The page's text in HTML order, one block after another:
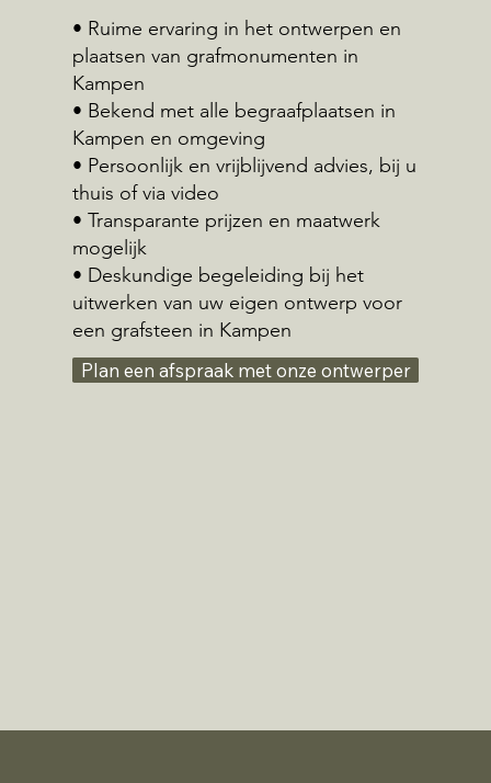
• Ruime ervaring in het ontwerpen en
plaatsen van grafmonumenten in
Kampen
• Bekend met alle begraafplaatsen in
Kampen en omgeving
• Persoonlijk en vrijblijvend advies, bij u
thuis of via video
• Transparante prijzen en maatwerk
mogelijk
• Deskundige begeleiding bij het
uitwerken van uw eigen ontwerp voor
een grafsteen in Kampen
Plan een afspraak met onze ontwerper